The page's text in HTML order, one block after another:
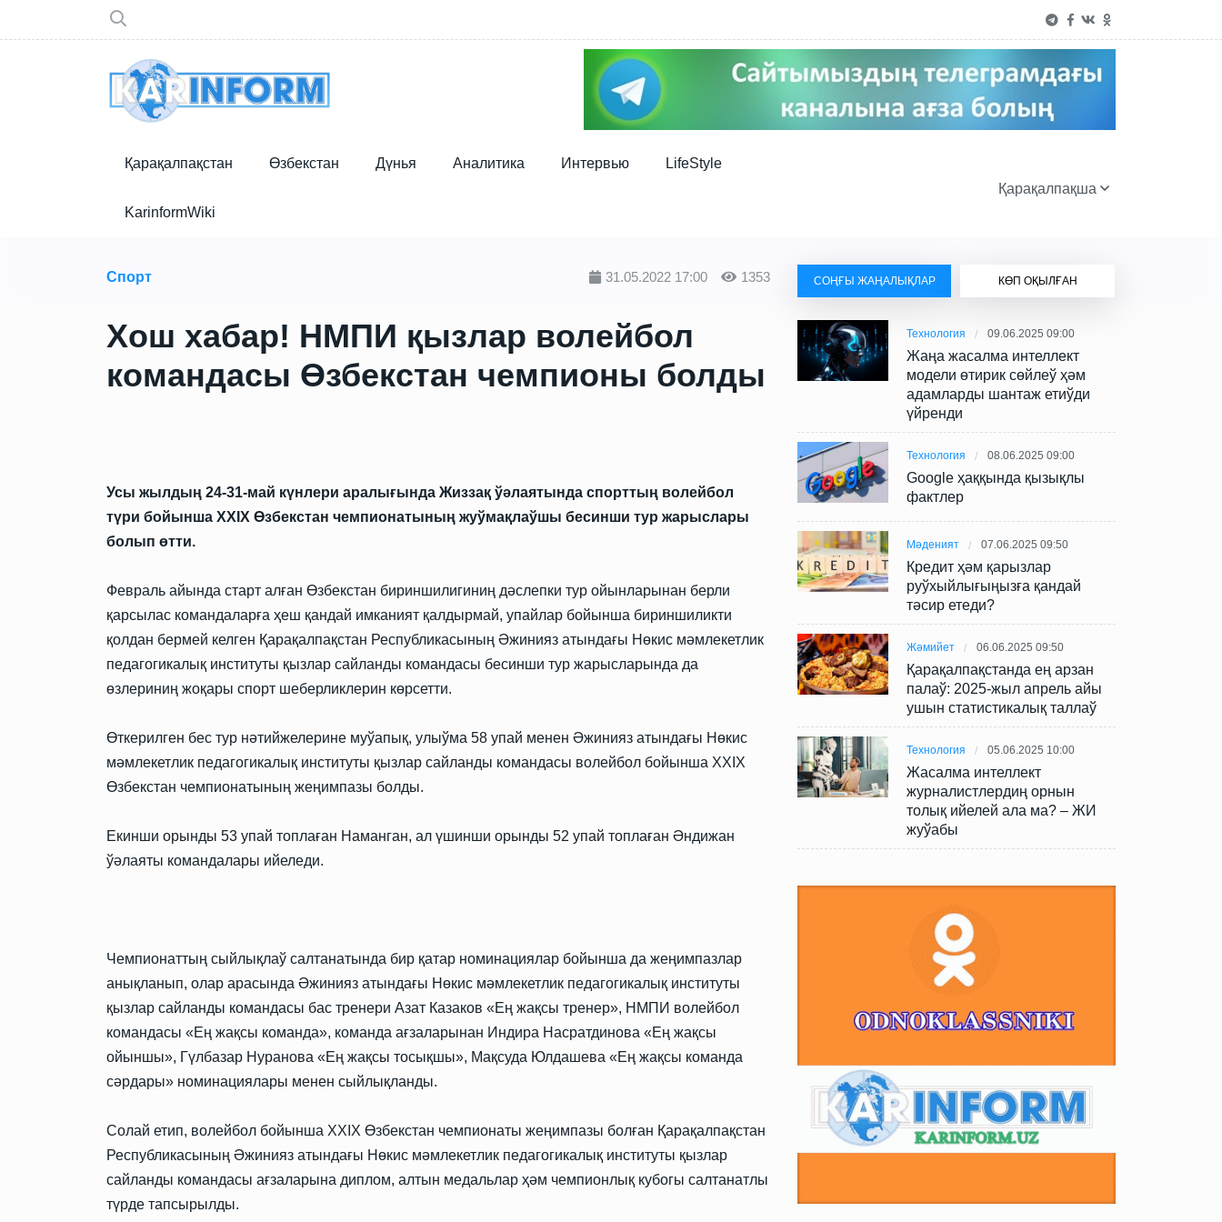
Қарақалпақстан Өзбекстан Дүнья Аналитика Интервью LifeStyle
KarinformWiki
Қарақалпақша
Спорт 31.05.2022 17:00 1353
Хош хабар! НМПИ қызлар волейбол
командасы Өзбекстан чемпионы болды
Усы жылдың 24-31-май күнлери аралығында Жиззақ ўәлаятында спорттың волейбол
түри бойынша XXIX Өзбекстан чемпионатының жуўмақлаўшы бесинши тур жарыслары
болып өтти.
Февраль айында старт алған Өзбекстан бириншилигиниң дәслепки тур ойынларынан берли
қарсылас командаларға ҳеш қандай имканият қалдырмай, упайлар бойынша бириншиликти
қолдан бермей келген Қарақалпақстан Республикасының Әжинияз атындағы Нөкис мәмлекетлик
педагогикалық институты қызлар сайланды командасы бесинши тур жарысларында да
өзлериниң жоқары спорт шеберликлерин көрсетти.
Өткерилген бес тур нәтийжелерине муўапық, улыўма 58 упай менен Әжинияз атындағы Нөкис
мәмлекетлик педагогикалық институты қызлар сайланды командасы волейбол бойынша XXIX
Өзбекстан чемпионатының жеңимпазы болды.
Екинши орынды 53 упай топлаған Наманган, ал үшинши орынды 52 упай топлаған Әндижан
ўәлаяты командалары ийеледи.
Чемпионаттың сыйлықлаў салтанатында бир қатар номинациялар бойынша да жеңимпазлар
анықланып, олар арасында Әжинияз атындағы Нөкис мәмлекетлик педагогикалық институты
қызлар сайланды командасы бас тренери Азат Казаков «Ең жақсы тренер», НМПИ волейбол
командасы «Ең жақсы команда», команда ағзаларынан Индира Насратдинова «Ең жақсы
ойыншы», Гүлбазар Нуранова «Ең жақсы тосықшы», Мақсуда Юлдашева «Ең жақсы команда
сәрдары» номинациялары менен сыйлықланды.
Солай етип, волейбол бойынша XXIX Өзбекстан чемпионаты жеңимпазы болған Қарақалпақстан
Республикасының Әжинияз атындағы Нөкис мәмлекетлик педагогикалық институты қызлар
сайланды командасы ағзаларына диплом, алтын медальлар ҳәм чемпионлық кубогы салтанатлы
түрде тапсырылды.
СОҢҒЫ ЖАҢАЛЫҚЛАР КӨП ОҚЫЛҒАН
Технология 09.06.2025 09:00
Жаңа жасалма интеллект
модели өтирик сөйлеў ҳәм
адамларды шантаж етиўди
үйренди
Технология 08.06.2025 09:00
Google ҳаққында қызықлы
фактлер
Мәденият 07.06.2025 09:50
Кредит ҳәм қарызлар
руўхыйлығыңызға қандай
тәсир етеди?
Жәмийет 06.06.2025 09:50
Қарақалпақстанда ең арзан
палаў: 2025-жыл апрель айы
ушын статистикалық таллаў
Технология 05.06.2025 10:00
Жасалма интеллект
журналистлердиң орнын
толық ийелей ала ма? – ЖИ
жуўабы